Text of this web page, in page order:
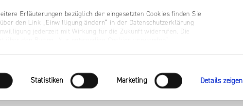
Erläuterungen bezüglich der eingesetzten Cookies finden Sie
den Link „Einwilligung ändern“ in der Datenschutzerklärung
jederzeit mit Wirkung für die Zukunft widerrufen. Die
Statistiken Marketing Details zeigen